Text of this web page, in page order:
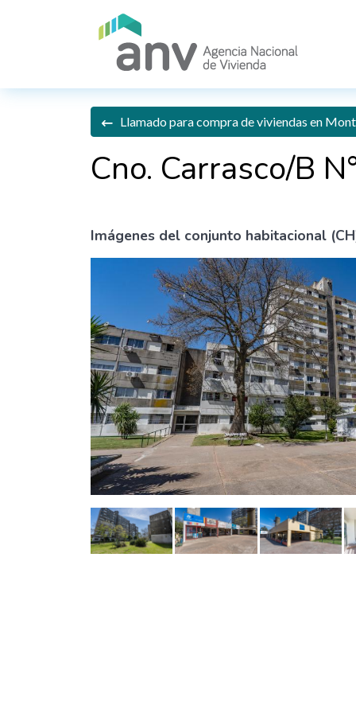
Llamado para compra de viviendas en
Cno. Carrasco/B
Imágenes del conjunto habitacional